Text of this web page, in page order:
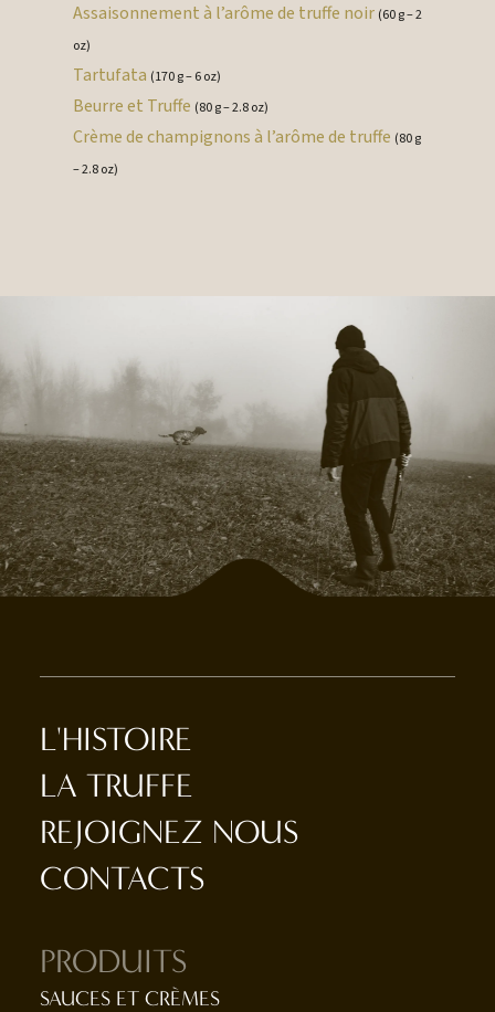
Assaisonnement à l’arôme de truffe noir (60 g – 2
oz)
Tartufata (170 g – 6 oz)
Beurre et Truffe (80 g – 2.8 oz)
Crème de champignons à l’arôme de truffe (80 g
– 2.8 oz)
L'HISTOIRE
LA TRUFFE
REJOIGNEZ NOUS
CONTACTS
PRODUITS
SAUCES ET CRÈMES